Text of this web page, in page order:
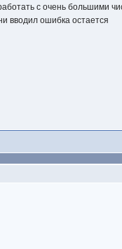
с очень большими
вводил ошибка остается